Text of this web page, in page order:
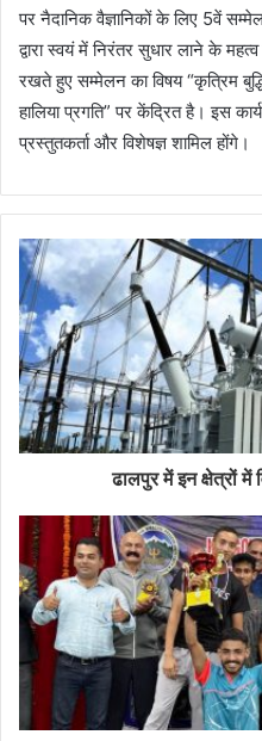
पर नैदानिक वैज्ञानिकों के लिए 5वें
द्वारा स्वयं में निरंतर सुधार लाने के
रखते हुए सम्मेलन का विषय “कृत्रिम
हालिया प्रगति” पर केंद्रित है। इस
प्रस्तुतकर्ता और विशेषज्ञ शामिल होंगे।
ढालपुर में इन क्षेत्रों में